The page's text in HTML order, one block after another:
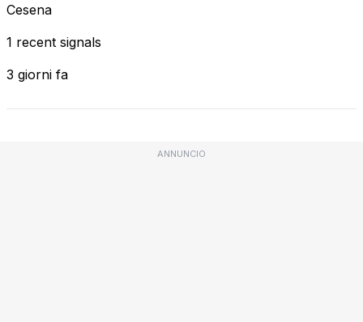
Cesena
1 recent signals
3 giorni fa
ANNUNCIO